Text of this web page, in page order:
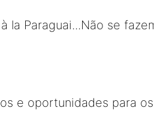
la Paraguai...Não se
e oportunidades para